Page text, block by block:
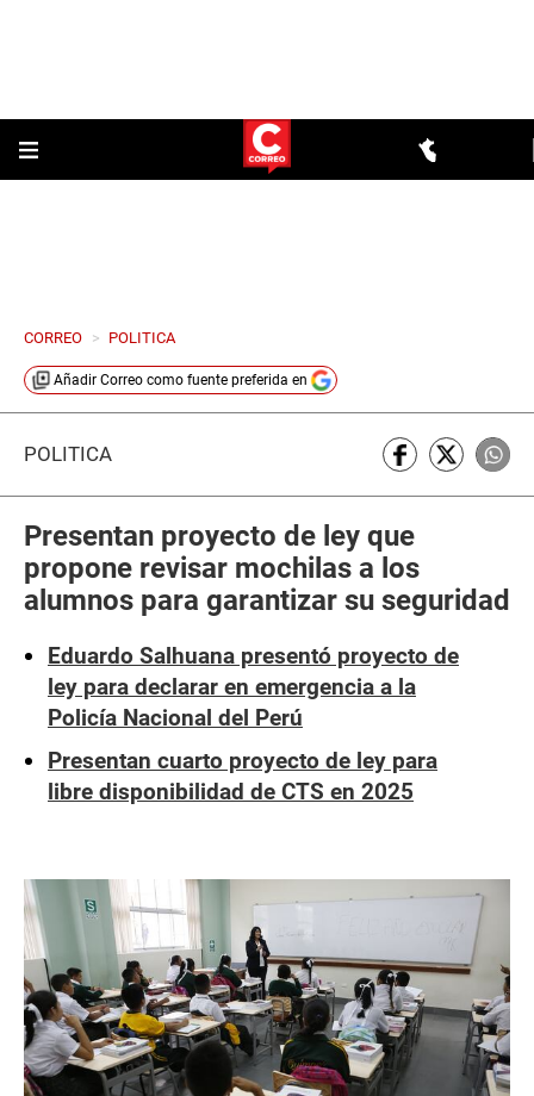
CORREO > POLITICA
Añadir Correo como fuente preferida en
POLÍTICA
Presentan proyecto de ley que
propone revisar mochilas a los
alumnos para garantizar su seguridad
Eduardo Salhuana presentó proyecto de
ley para declarar en emergencia a la
Policía Nacional del Perú
Presentan cuarto proyecto de ley para
libre disponibilidad de CTS en 2025